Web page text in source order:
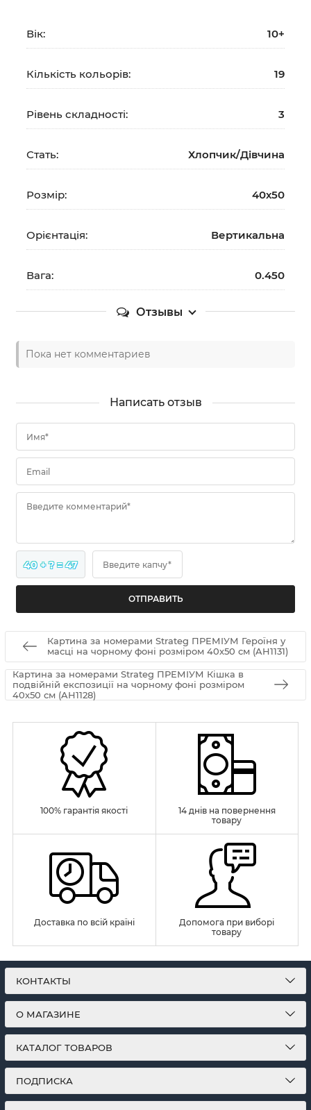
Вік: 10+
Кількість кольорів: 19
Рівень складності: 3
Стать: Хлопчик/Дiвчина
Розмір: 40х50
Орієнтація: Вертикальна
Вага: 0.450
Отзывы
Пока нет комментариев
Написать отзыв
Имя*
Email
Введите комментарий*
40 + ? = 47 Введите капчу*
Картина за номерами Strateg ПРЕМІУМ Героїня у
масці на чорному фоні розміром 40х50 см (AH1131)
Картина за номерами Strateg ПРЕМІУМ Кішка в
подвійній експозиції на чорному фоні розміром
40х50 см (AH1128)
100% гарантія якості
14 днів на повернення
товару
Доставка по всій країні
Допомога при виборі
товару
КОНТАКТЫ
О МАГАЗИНЕ
КАТАЛОГ ТОВАРОВ
ПОДПИСКА